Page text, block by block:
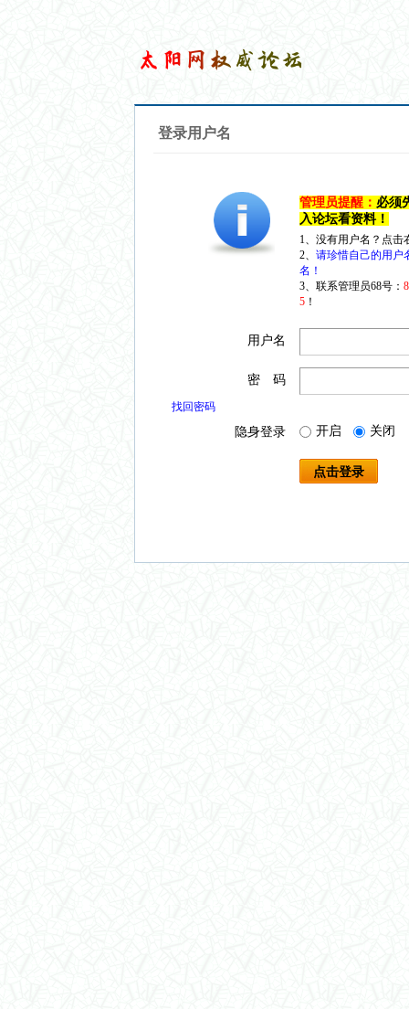
登录用户名
管理员提醒： 必须
入论坛看资料！
1、没有用户名？点
2、 请珍惜自己的用户
名！
3、联系管理员68号：
5 ！
用户名
密 码
找回密码
隐身登录 开启 关闭
点击登录